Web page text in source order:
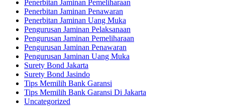
Penerbitan Jaminan Pemeliharaan
Penerbitan Jaminan Penawaran
Penerbitan Jaminan Uang Muka
Pengurusan Jaminan Pelaksanaan
Pengurusan Jaminan Pemeliharaan
Pengurusan Jaminan Penawaran
Pengurusan Jaminan Uang Muka
Surety Bond Jakarta
Surety Bond Jasindo
Tips Memilih Bank Garansi
Tips Memilih Bank Garansi Di Jakarta
Uncategorized